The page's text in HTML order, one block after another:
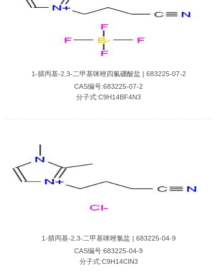
1-腈丙基-2,3-二甲基咪唑四氟硼酸盐 | 683225-07-2
CAS编号:683225-07-2
分子式:C9H14BF4N3
1-腈丙基-2,3-二甲基咪唑氯盐 | 683225-04-9
CAS编号:683225-04-9
分子式:C9H14ClN3